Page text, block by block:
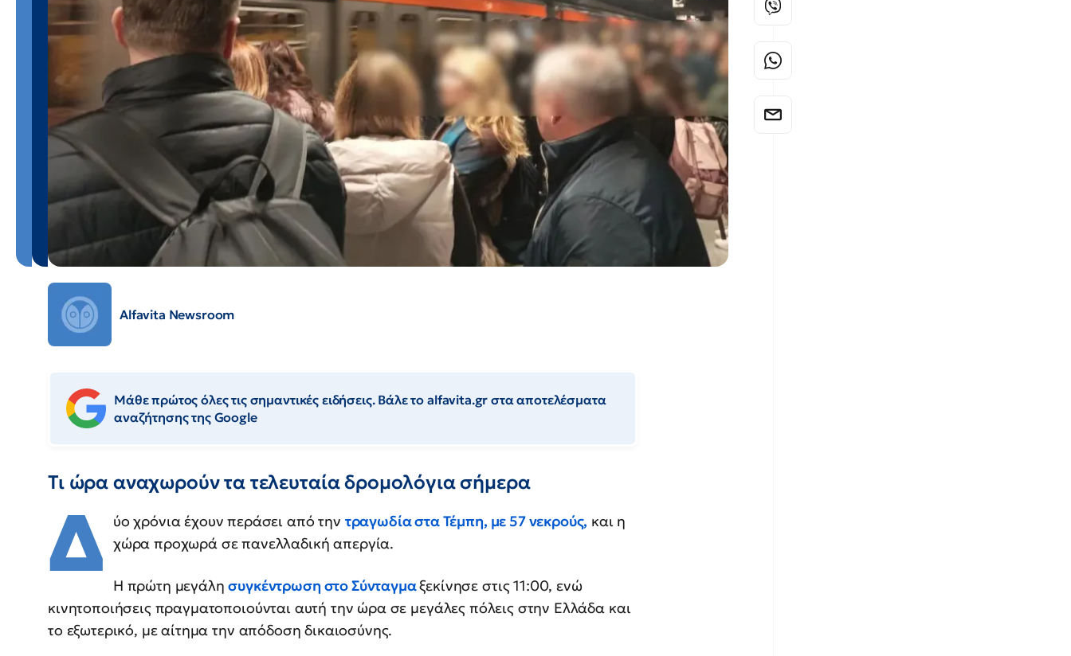
Alfavita Newsroom
Μάθε πρώτος όλες τις σημαντικές ειδήσεις. Βάλε το alfavita.gr στα αποτελέσματα
αναζήτησης της Google
Τι ώρα αναχωρούν τα τελευταία δρομολόγια σήμερα
Δ ύο χρόνια έχουν περάσει από την τραγωδία στα Τέμπη, με 57 νεκρούς, και η
χώρα προχωρά σε πανελλαδική απεργία.
Η πρώτη μεγάλησυγκέντρωση στο Σύνταγμαξεκίνησε στις 11:00, ενώ
κινητοποιήσεις πραγματοποιούνται αυτή την ώρα σε μεγάλες πόλεις στην Ελλάδα και
το εξωτερικό, με αίτημα την απόδοση δικαιοσύνης.